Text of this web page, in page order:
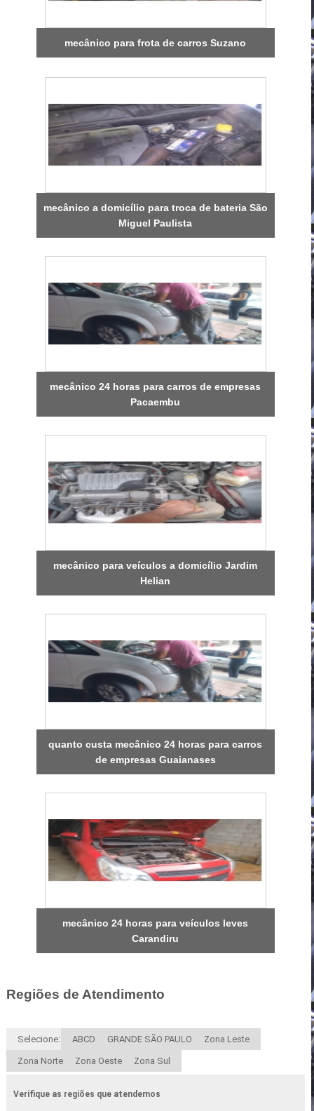
mecânico para frota de carros Suzano
mecânico a domicílio para troca de bateria São
Miguel Paulista
mecânico 24 horas para carros de empresas
Pacaembu
mecânico para veículos a domicílio Jardim
Helian
quanto custa mecânico 24 horas para carros
de empresas Guaianases
mecânico 24 horas para veículos leves
Carandiru
Regiões de Atendimento
Selecione: ABCD GRANDE SÃO PAULO Zona Leste
Zona Norte Zona Oeste Zona Sul
Verifique as regiões que atendemos